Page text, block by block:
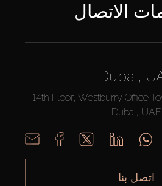
الاتصال
Dubai,
14th Floor, Westburry Office
Dubai, UAE
اتصل بنا